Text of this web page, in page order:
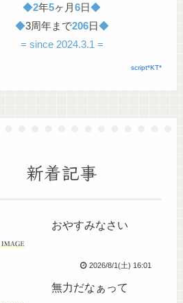
◆2年5ヶ月6日◆
◆3周年まで206日◆
= since 2024.3.1 =
script*KT*
新着記事
おやすみなさい
2026/8/1(土) 16:01
無力だなぁって